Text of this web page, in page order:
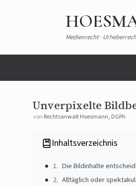
Medienrecht ·
Unverpixelte
von Rechtsanwalt Hoesmann, DGPh
Inhaltsverzeichnis
Die Bildinhalte
Alltäglich oder